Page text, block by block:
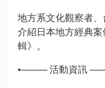
公
告
及
地方系文化觀察者
介紹日本地方經典
輯》。
•──── 活動資訊